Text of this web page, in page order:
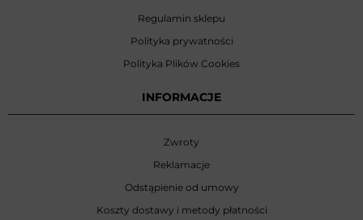
Regulamin sklepu
Polityka prywatności
Polityka Plików Cookies
INFORMACJE
Zwroty
Reklamacje
Odstąpienie od umowy
Koszty dostawy i metody płatności